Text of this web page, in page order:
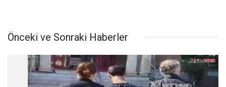
Önceki ve Sonraki Haberler